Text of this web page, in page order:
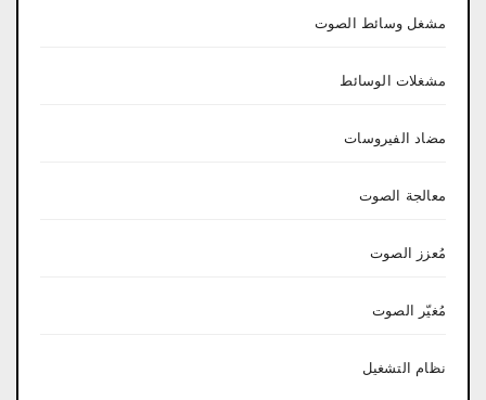
مشغل وسائط الصوت
مشغلات الوسائط
مضاد الفيروسات
معالجة الصوت
مُعزز الصوت
مُغيّر الصوت
نظام التشغيل